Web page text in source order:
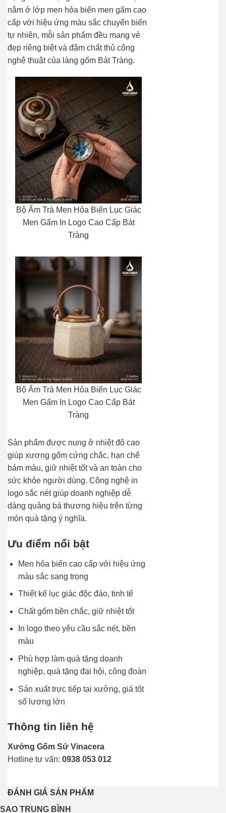
nằm ở lớp men hỏa biến men gấm cao
cấp với hiệu ứng màu sắc chuyển biến
tự nhiên, mỗi sản phẩm đều mang vẻ
đẹp riêng biệt và đậm chất thủ công
nghệ thuật của làng gốm Bát Tràng.
Bộ Ấm Trà Men Hỏa Biến Lục Giác
Men Gấm In Logo Cao Cấp Bát
Tràng
Bộ Ấm Trà Men Hỏa Biến Lục Giác
Men Gấm In Logo Cao Cấp Bát
Tràng
Sản phẩm được nung ở nhiệt độ cao
giúp xương gốm cứng chắc, hạn chế
bám màu, giữ nhiệt tốt và an toàn cho
sức khỏe người dùng. Công nghệ in
logo sắc nét giúp doanh nghiệp dễ
dàng quảng bá thương hiệu trên từng
món quà tặng ý nghĩa.
Ưu điểm nổi bật
Men hỏa biến cao cấp với hiệu ứng
màu sắc sang trọng
Thiết kế lục giác độc đáo, tinh tế
Chất gốm bền chắc, giữ nhiệt tốt
In logo theo yêu cầu sắc nét, bền
màu
Phù hợp làm quà tặng doanh
nghiệp, quà tặng đại hội, công đoàn
Sản xuất trực tiếp tại xưởng, giá tốt
số lượng lớn
Thông tin liên hệ
Xưởng Gốm Sứ Vinacera
Hotline tư vấn: 0938 053 012
ĐÁNH GIÁ SẢN PHẨM
SAO TRUNG BÌNH